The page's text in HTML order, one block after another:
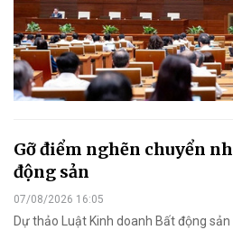
Gỡ điểm nghẽn chuyển
động sản
07/08/2026 16:05
Dự thảo Luật Kinh doanh Bất động